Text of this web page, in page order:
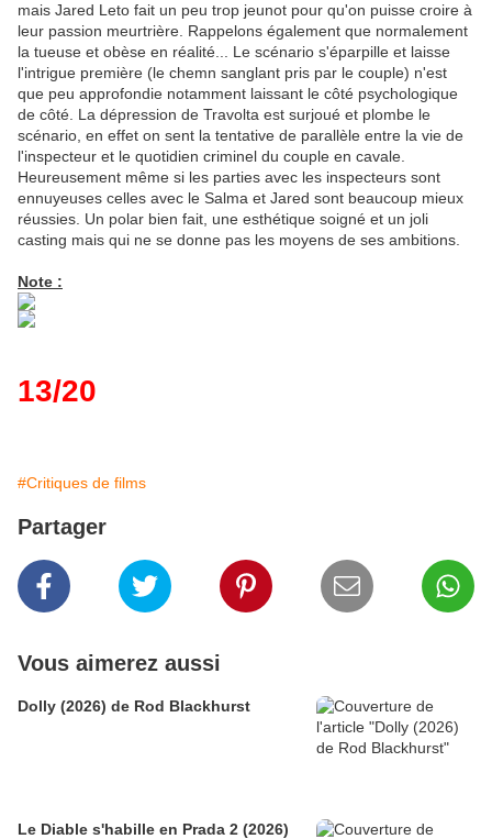
mais Jared Leto fait un peu trop jeunot pour qu'on puisse croire à
leur passion meurtrière. Rappelons également que normalement
la tueuse et obèse en réalité... Le scénario s'éparpille et laisse
l'intrigue première (le chemn sanglant pris par le couple) n'est
que peu approfondie notamment laissant le côté psychologique
de côté. La dépression de Travolta est surjoué et plombe le
scénario, en effet on sent la tentative de parallèle entre la vie de
l'inspecteur et le quotidien criminel du couple en cavale.
Heureusement même si les parties avec les inspecteurs sont
ennuyeuses celles avec le Salma et Jared sont beaucoup mieux
réussies. Un polar bien fait, une esthétique soigné et un joli
casting mais qui ne se donne pas les moyens de ses ambitions.
Note :
13/20
#Critiques de films
Partager
Vous aimerez aussi
Dolly (2026) de Rod Blackhurst
Le Diable s'habille en Prada 2 (2026)